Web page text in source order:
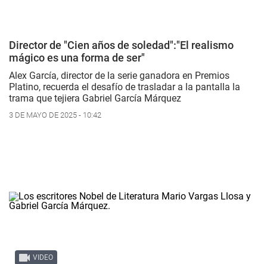
Director de "Cien años de soledad":"El realismo
mágico es una forma de ser"
Alex García, director de la serie ganadora en Premios
Platino, recuerda el desafío de trasladar a la pantalla la
trama que tejiera Gabriel García Márquez
3 DE MAYO DE 2025 - 10:42
VIDEO